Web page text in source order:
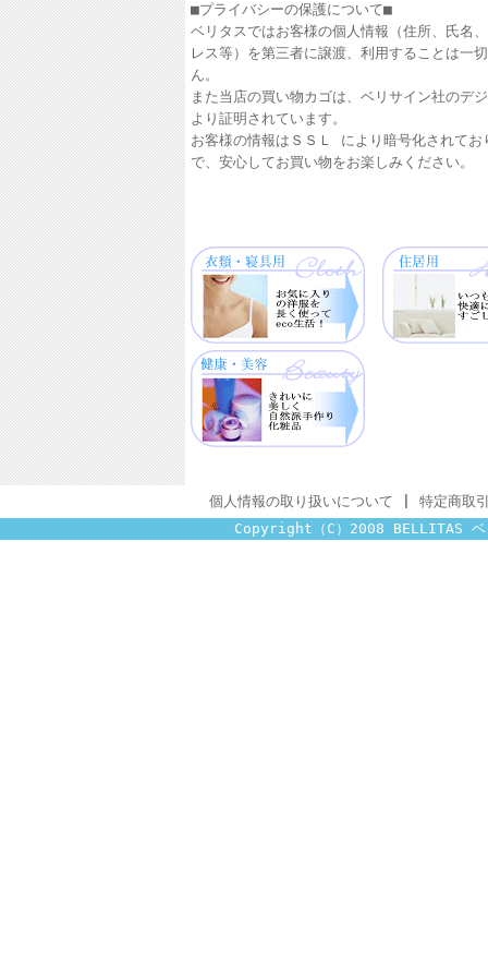
■プライバシーの保護について■
ベリタスではお客様の個人情報（住所、氏名
レス等）を第三者に譲渡、利用することは一
ん。
また当店の買い物カゴは、ベリサイン社のデ
より証明されています。
お客様の情報はＳＳＬ により暗号化されてお
で、安心してお買い物をお楽しみください。
個人情報の取り扱いについて
特定商取
Copyright（C）2008 BELLITAS